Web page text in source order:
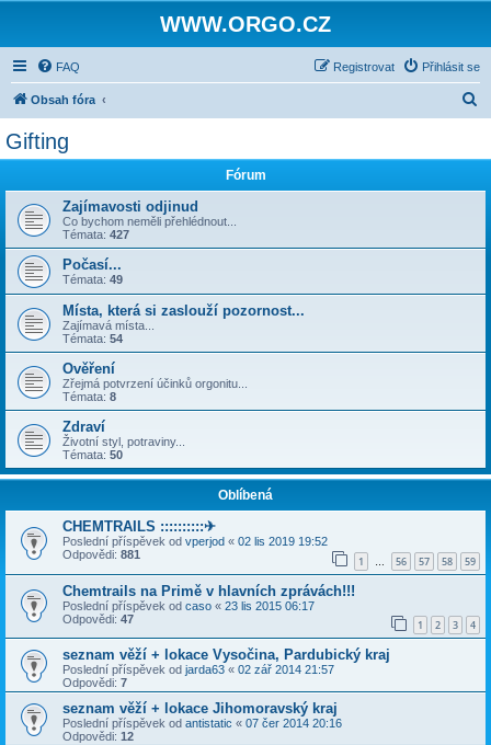
WWW.ORGO.CZ
FAQ Přihlásit se
Registrovat
Obsah fóra
Gifting
Fórum
Zajímavosti odjinud
Co bychom neměli přehlédnout...
Témata: 427
Počasí...
Témata: 49
Místa, která si zaslouží pozornost...
Zajímavá místa...
Témata: 54
Ověření
Zřejmá potvrzení účinků orgonitu...
Témata: 8
Zdraví
Životní styl, potraviny...
Témata: 50
Oblíbená
CHEMTRAILS ::::::::::✈
Poslední příspěvek od vperjod « 02 lis 2019 19:52
Odpovědi: 881 1 … 56 57 58 59
Chemtrails na Primě v hlavních zprávách!!!
Poslední příspěvek od caso « 23 lis 2015 06:17
Odpovědi: 47 1 2 3 4
seznam věží + lokace Vysočina, Pardubický kraj
Poslední příspěvek od jarda63 « 02 zář 2014 21:57
Odpovědi: 7
seznam věží + lokace Jihomoravský kraj
Poslední příspěvek od antistatic « 07 čer 2014 20:16
Odpovědi: 12